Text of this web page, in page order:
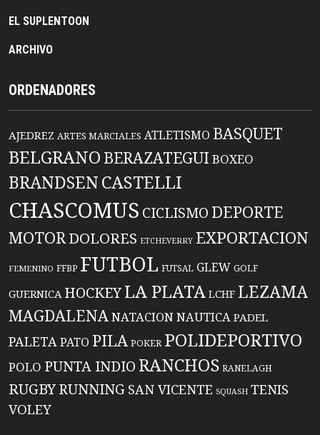
EL SUPLENTOON
ARCHIVO
ORDENADORES
AJEDREZ ARTES MARCIALES ATLETISMO BASQUET
BELGRANO BERAZATEGUIBOXEO
BRANDSENCASTELLI
CHASCOMUS CICLISMO DEPORTE
MOTORDOLORES ETCHEVERRY EXPORTACION
FEMENINO FFBP FUTBOL FUTSAL GLEW GOLF
GUERNICA HOCKEYLA PLATA LCHF LEZAMA
MAGDALENANATACIONNAUTICA PADEL
PALETAPATO PILA POKER POLIDEPORTIVO
POLO PUNTA INDIO RANCHOS RANELAGH
RUGBYRUNNING SAN VICENTE SQUASH TENIS
VOLEY